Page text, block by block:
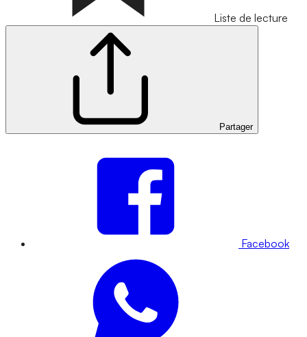
Liste de lecture
Partager
Facebook